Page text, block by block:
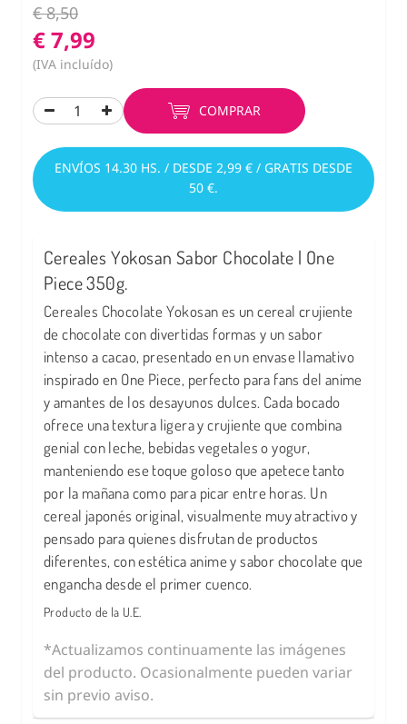
€ 8,50
€ 7,99
(IVA incluído)
COMPRAR
ENVÍOS 14.30 HS. / DESDE 2,99 € / GRATIS DESDE
50 €.
Cereales Yokosan Sabor Chocolate | One
Piece 350g.
Cereales Chocolate Yokosan es un cereal crujiente
de chocolate con divertidas formas y un sabor
intenso a cacao, presentado en un envase llamativo
inspirado en One Piece, perfecto para fans del anime
y amantes de los desayunos dulces. Cada bocado
ofrece una textura ligera y crujiente que combina
genial con leche, bebidas vegetales o yogur,
manteniendo ese toque goloso que apetece tanto
por la mañana como para picar entre horas. Un
cereal japonés original, visualmente muy atractivo y
pensado para quienes disfrutan de productos
diferentes, con estética anime y sabor chocolate que
engancha desde el primer cuenco.
Producto de la U.E.
*Actualizamos continuamente las imágenes
del producto. Ocasionalmente pueden variar
sin previo aviso.